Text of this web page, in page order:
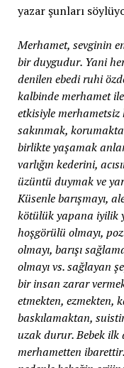
yazar şunları
Merhamet, sevginin
bir duygudur. Yani
denilen ebedi ruhi
kalbinde merhamet
etkisiyle
sakınmak,
birlikte yaşamak
varlığın kederini,
üzüntü duymak ve
Küsenle barışmayı,
kötülük yapana iyilik
hoşgörülü olmayı,
olmayı, barışı
olmayı vs. sağlayan
bir insan zarar
etmekten, ezmekten,
baskılamaktan,
uzak durur. Bebek
merhametten